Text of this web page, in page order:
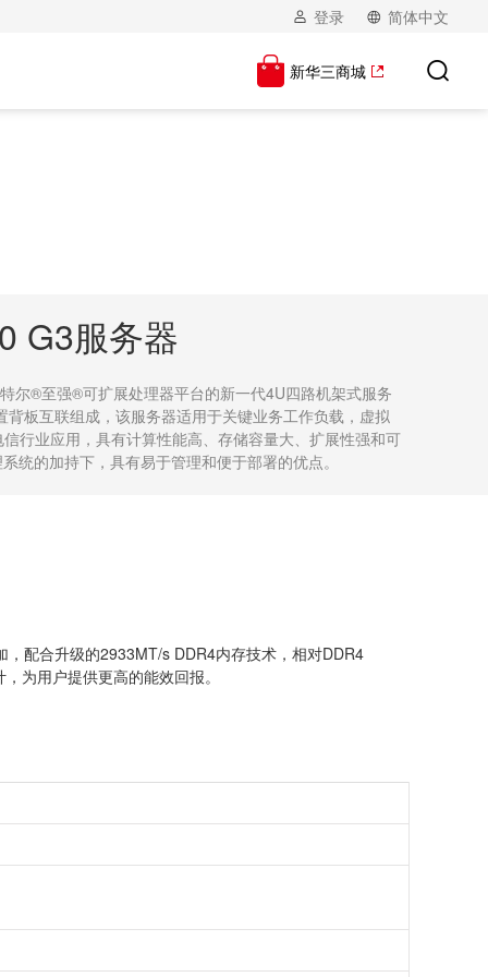
登录 简体中文
新华三商城
G3服务器
尔®至强®可扩展处理器平台的新一代4U四路机架式服务
板互联组成，该服务器适用于关键业务工作负载，虚拟
行业应用，具有计算性能高、存储容量大、扩展性强和可
统的加持下，具有易于管理和便于部署的优点。
配合升级的2933MT/s DDR4内存技术，相对DDR4
为用户提供更高的能效回报。